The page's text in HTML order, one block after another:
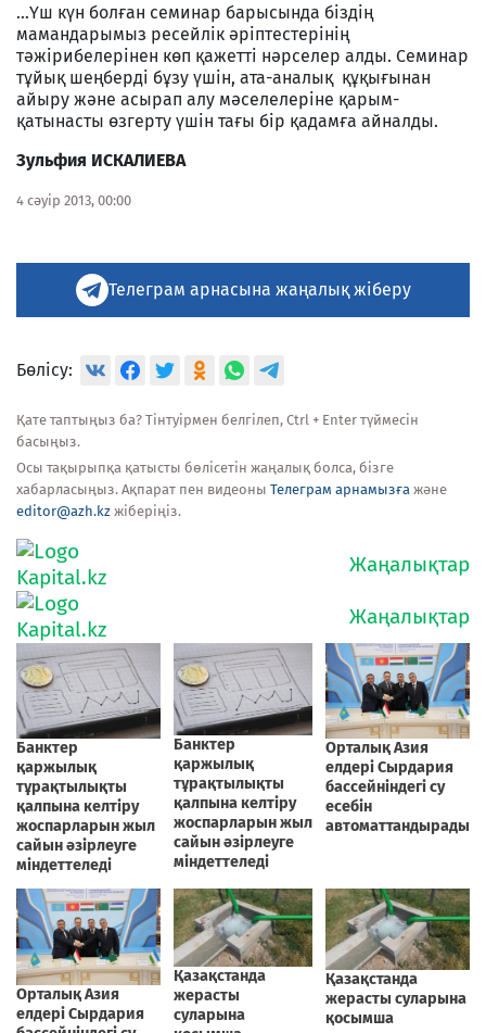
…Үш күн болған семинар барысында біздің
мамандарымыз ресейлік әріптестерінің
тәжірибелерінен көп қажетті нәрселер алды. Семинар
тұйық шеңберді бұзу үшін, ата-аналық құқығынан
айыру және асырап алу мәселелеріне қарым-
қатынасты өзгерту үшін тағы бір қадамға айналды.
Зульфия ИСКАЛИЕВА
4 сәуір 2013, 00:00
Телеграм арнасына жаңалық жіберу
Бөлісу:
Қате таптыңыз ба? Тінтуірмен белгілеп, Ctrl + Enter түймесін
басыңыз.
Осы тақырыпқа қатысты бөлісетін жаңалық болса, бізге
хабарласыңыз. Ақпарат пен видеоны Телеграм арнамызға және
editor@azh.kz жіберіңіз.